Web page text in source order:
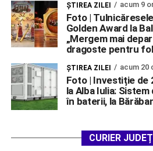
ŞTIREA ZILEI acum 9
Foto |
Golden Award la
„Mergem mai
dragoste pentru
ŞTIREA ZILEI acum 20
Foto | Investiție de
la Alba Iulia:
în baterii, la
CURIER